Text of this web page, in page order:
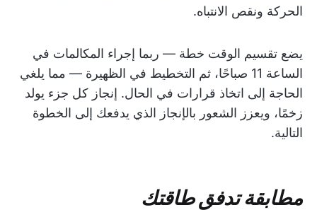
الحركة ونقص الانتباه.
يضع تقسيم الوقت خطة — ربما إجراء المكالمات في
الساعة 11 صباحًا، ثم التخطيط في الظهيرة — مما يلغي
الحاجة إلى اتخاذ قرارات في الحال. إنجاز كل جزء يولد
زخمًا، ويعزز الشعور بالإنجاز الذي يدفعك إلى الخطوة
التالية.
مطابقة تدفق طاقتك